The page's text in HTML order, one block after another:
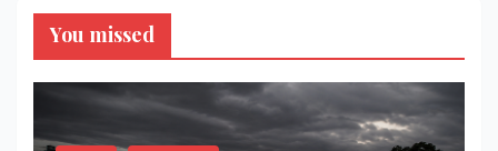
You missed